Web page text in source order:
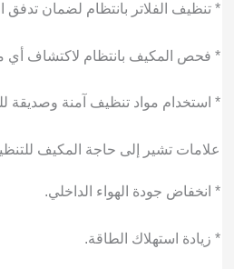
* تنظيف الفلاتر بانتظام لضمان
* فحص المكيف بانتظام لاكتشاف أي
* استخدام مواد تنظيف آمنة وصديقة
علامات تشير إلى حاجة المكيف
* انخفاض جودة الهواء الداخلي.
* زيادة استهلاك الطاقة.